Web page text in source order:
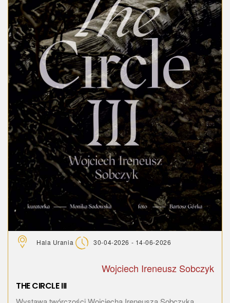
Hala Urania 30-04-2026 - 14-06-2026
Wojciech Ireneusz Sobczyk
THE CIRCLE III